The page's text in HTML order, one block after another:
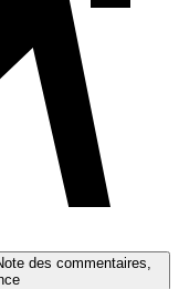
des commentaires,